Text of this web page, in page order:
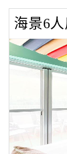
商
合
計
海景6人